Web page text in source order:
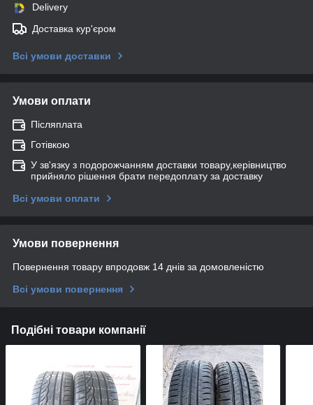
Delivery
Доставка кур'єром
Всі умови доставки
Умови оплати
Післяплата
Готівкою
У зв'язку з подорожчанням доставки товару,керівництво
прийняло рішення брати передоплату за доставку
Всі умови оплати
Умови повернення
Повернення товару впродовж 14 днів за домовленістю
Всі умови повернення
Подібні товари компанії